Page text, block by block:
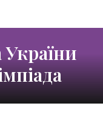
України